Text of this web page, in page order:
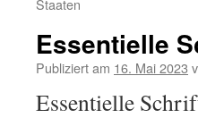
Staaten
Essentielle
Publiziert am 16. Mai 2023
Essentielle